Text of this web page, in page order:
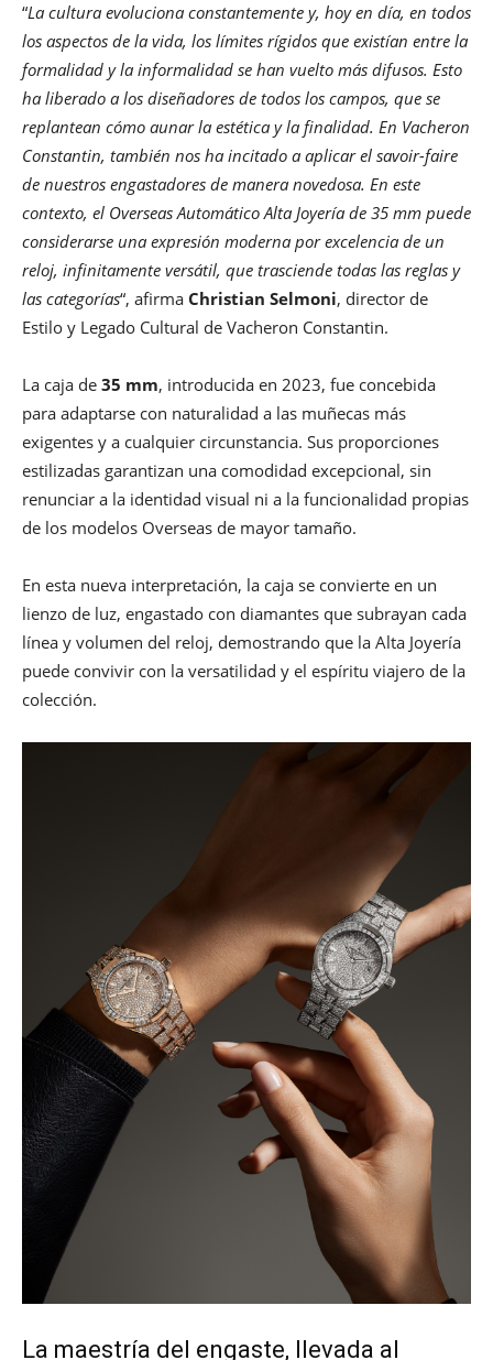
“La cultura evoluciona constantemente y, hoy en día, en todos
los aspectos de la vida, los límites rígidos que existían entre la
formalidad y la informalidad se han vuelto más difusos. Esto
ha liberado a los diseñadores de todos los campos, que se
replantean cómo aunar la estética y la finalidad. En Vacheron
Constantin, también nos ha incitado a aplicar el savoir-faire
de nuestros engastadores de manera novedosa. En este
contexto, el Overseas Automático Alta Joyería de 35 mm puede
considerarse una expresión moderna por excelencia de un
reloj, infinitamente versátil, que trasciende todas las reglas y
las categorías“, afirma Christian Selmoni, director de
Estilo y Legado Cultural de Vacheron Constantin.
La caja de 35 mm, introducida en 2023, fue concebida
para adaptarse con naturalidad a las muñecas más
exigentes y a cualquier circunstancia. Sus proporciones
estilizadas garantizan una comodidad excepcional, sin
renunciar a la identidad visual ni a la funcionalidad propias
de los modelos Overseas de mayor tamaño.
En esta nueva interpretación, la caja se convierte en un
lienzo de luz, engastado con diamantes que subrayan cada
línea y volumen del reloj, demostrando que la Alta Joyería
puede convivir con la versatilidad y el espíritu viajero de la
colección.
La maestría del engaste, llevada al